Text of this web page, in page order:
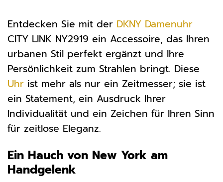
Entdecken Sie mit der DKNY Damenuhr
CITY LINK NY2919 ein Accessoire, das Ihren
urbanen Stil perfekt ergänzt und Ihre
Persönlichkeit zum Strahlen bringt. Diese
Uhr ist mehr als nur ein Zeitmesser; sie ist
ein Statement, ein Ausdruck Ihrer
Individualität und ein Zeichen für Ihren Sinn
für zeitlose Eleganz.
Ein Hauch von New York am
Handgelenk